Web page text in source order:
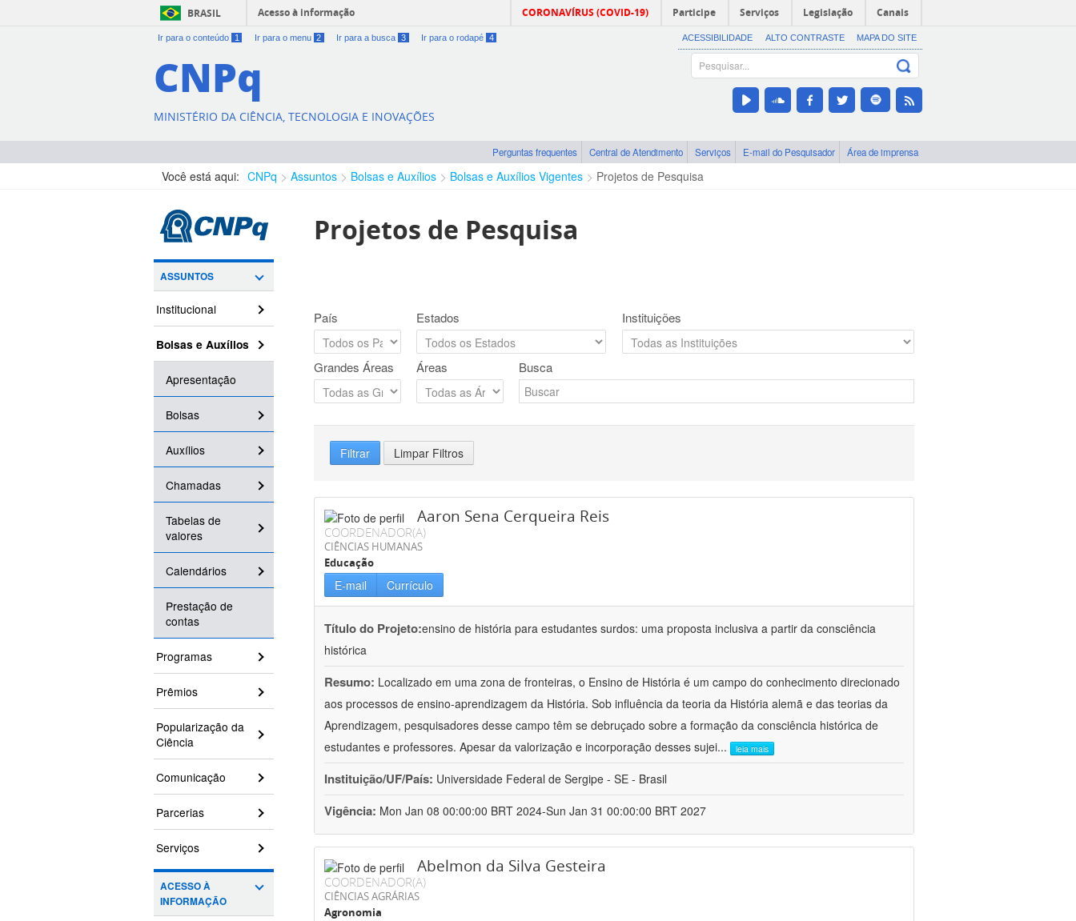
BRASIL Acesso à informação CORONAVÍRUS (COVID-19) Participe Serviços Legislação Canais
Ir para o conteúdo 1 Ir para o menu 2 Ir para a busca 3 Ir para o rodapé 4 ACESSIBILIDADE ALTO CONTRASTE MAPA DO SITE
CNPq
MINISTÉRIO DA CIÊNCIA, TECNOLOGIA E INOVAÇÕES
Perguntas frequentes Central de Atendimento Serviços E-mail do Pesquisador Área de imprensa
Você está aqui: CNPq Assuntos Bolsas e Auxílios Bolsas e Auxílios Vigentes Projetos de Pesquisa
ASSUNTOS
Institucional
Bolsas e Auxílios
Apresentação
Bolsas
Auxílios
Chamadas
Tabelas de
valores
Calendários
Prestação de
contas
Programas
Prêmios
Popularização da
Ciência
Comunicação
Parcerias
Serviços
ACESSO À
INFORMAÇÃO
Projetos de Pesquisa
País Estados Instituições
Grandes Áreas Áreas Busca
Filtrar Limpar Filtros
Aaron Sena Cerqueira Reis
COORDENADOR(A)
CIÊNCIAS HUMANAS
Educação
E-mail Currículo
Título do Projeto:ensino de história para estudantes surdos: uma proposta inclusiva a partir da consciência
histórica
Resumo: Localizado em uma zona de fronteiras, o Ensino de História é um campo do conhecimento direcionado
aos processos de ensino-aprendizagem da História. Sob influência da teoria da História alemã e das teorias da
Aprendizagem, pesquisadores desse campo têm se debruçado sobre a formação da consciência histórica de
estudantes e professores. Apesar da valorização e incorporação desses sujei... leia mais
Instituição/UF/País: Universidade Federal de Sergipe - SE - Brasil
Vigência: Mon Jan 08 00:00:00 BRT 2024-Sun Jan 31 00:00:00 BRT 2027
Abelmon da Silva Gesteira
COORDENADOR(A)
CIÊNCIAS AGRÁRIAS
Agronomia